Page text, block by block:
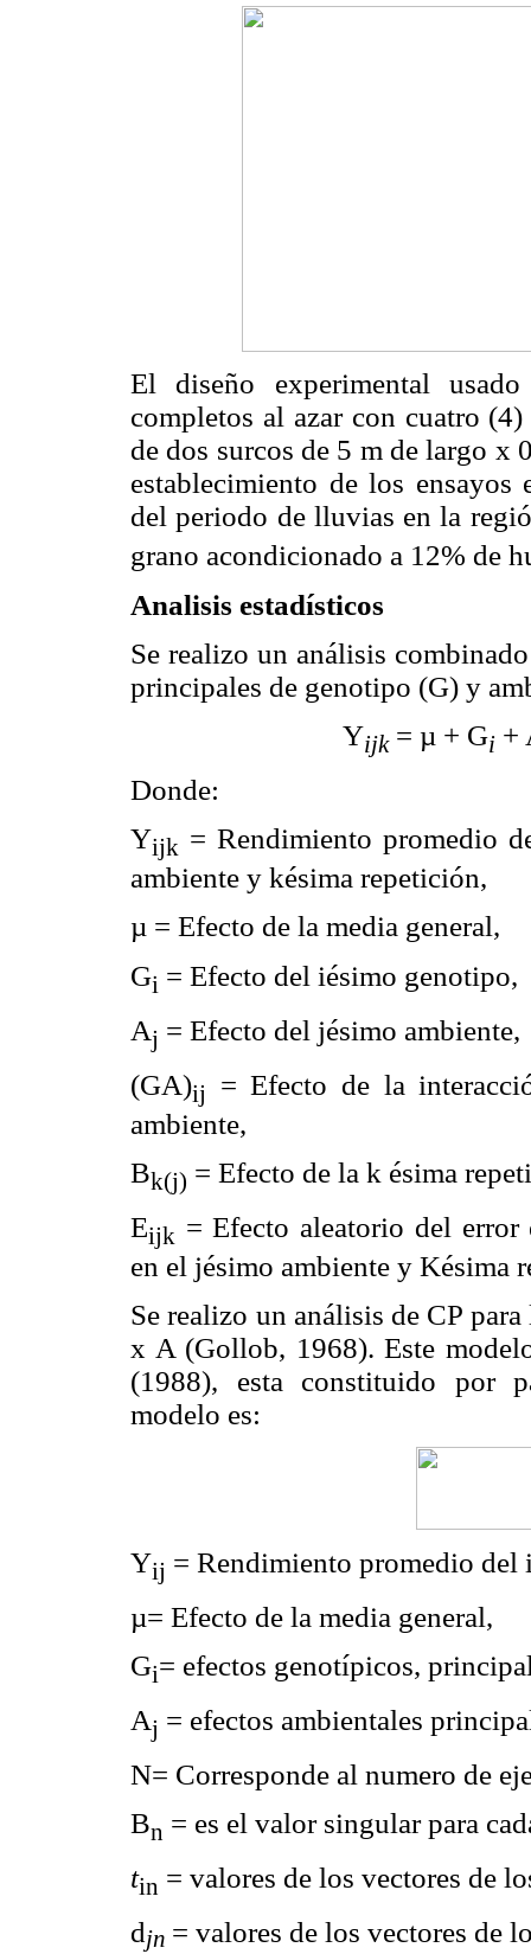
El diseño experimental
completos al azar con cuatro
de dos surcos de 5 m de largo x
establecimiento de los
del periodo de lluvias en la
grano acondicionado a 12% de
Analisis estadísticos
Se realizo un análisis
principales de genotipo (G) y
Yijk= µ + Gi +
Donde:
Yijk = Rendimiento promedio
ambiente y késima repetición,
µ = Efecto de la media general,
Gi = Efecto del iésimo genotipo,
Aj = Efecto del jésimo ambiente,
(GA)ij
= Efecto de la
ambiente,
Bk(j) = Efecto de la k ésima
Eijk = Efecto aleatorio del
en el jésimo ambiente y Késima
Se realizo un análisis de CP
x A (Gollob, 1968). Este
(1988), esta constituido por
modelo es:
Yij = Rendimiento promedio del
µ= Efecto de la media general,
Gi= efectos genotípicos,
Aj = efectos ambientales
N= Corresponde al numero de
Bn = es el valor singular para
tin = valores de los vectores de
djn = valores de los vectores de